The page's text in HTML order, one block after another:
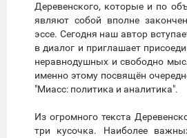
Деревенского, которые и по
являют собой вполне
эссе. Сегодня наш автор
в диалог и приглашает
неравнодушных и свободно
именно этому посвящён
"Миасс: политика и аналитика".
Из огромного текста
три кусочка. Наиболее